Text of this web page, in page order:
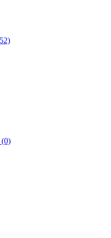
(0)